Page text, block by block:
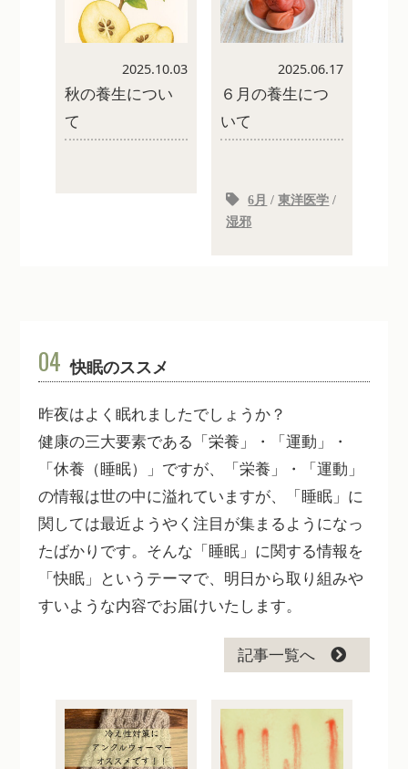
2025.10.03
秋の養生につい
て
2025.06.17
６月の養生につ
いて
6月 /東洋医学 /
湿邪
04 快眠のススメ
昨夜はよく眠れましたでしょうか？
健康の三大要素である「栄養」・「運動」・
「休養（睡眠）」ですが、「栄養」・「運動」
の情報は世の中に溢れていますが、「睡眠」に
関しては最近ようやく注目が集まるようになっ
たばかりです。そんな「睡眠」に関する情報を
「快眠」というテーマで、明日から取り組みや
すいような内容でお届けいたします。
記事一覧へ